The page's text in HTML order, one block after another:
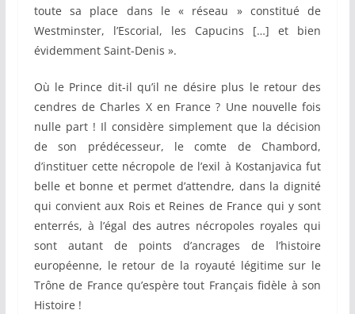
toute sa place dans le « réseau » constitué de
Westminster, l’Escorial, les Capucins […] et bien
évidemment Saint-Denis ».
Où le Prince dit-il qu’il ne désire plus le retour des
cendres de Charles X en France ? Une nouvelle fois
nulle part ! Il considère simplement que la décision
de son prédécesseur, le comte de Chambord,
d’instituer cette nécropole de l’exil à Kostanjavica fut
belle et bonne et permet d’attendre, dans la dignité
qui convient aux Rois et Reines de France qui y sont
enterrés, à l’égal des autres nécropoles royales qui
sont autant de points d’ancrages de l’histoire
européenne, le retour de la royauté légitime sur le
Trône de France qu’espère tout Français fidèle à son
Histoire !